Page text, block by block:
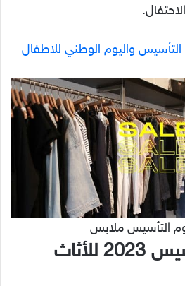
واليوم الوطني للاطفال
التأسيس ملابس
عروض يوم التأسيس 2023 للأثاث